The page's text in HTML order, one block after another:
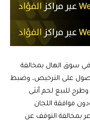
سوق الهال بمخالفة
على الترخيص، وضبط
للبيع لحم أنثى
موافقة اللجان
بمخالفة التوقف عن